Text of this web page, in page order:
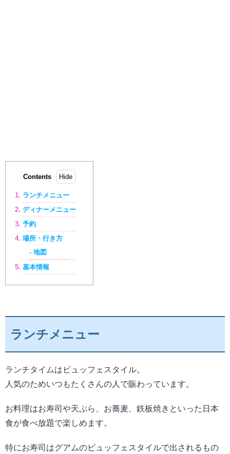
Contents
ランチメニュー
ディナーメニュー
予約
場所・行き方
地図
基本情報
ランチメニュー
ランチタイムはビュッフェスタイル。
人気のためいつもたくさんの人で賑わっています。
お料理はお寿司や天ぷら、お蕎麦、鉄板焼きといった日本
食が食べ放題で楽しめます。
特にお寿司はグアムのビュッフェスタイルで出されるもの